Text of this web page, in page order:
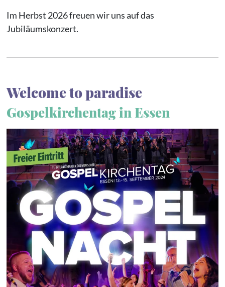
Im Herbst 2026 freuen wir uns auf das
Jubiläumskonzert.
Welcome to paradise
Gospelkirchentag in Essen